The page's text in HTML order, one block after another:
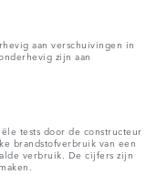
aan verschuivingen in
zijn aan
tests door de constructeur
brandstofverbruik van een
verbruik. De cijfers zijn